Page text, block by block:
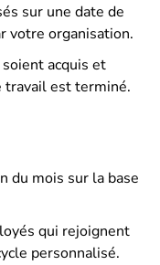
sur une date de
votre organisation.
acquis et
travail est terminé.
du mois sur la base
qui rejoignent
personnalisé.